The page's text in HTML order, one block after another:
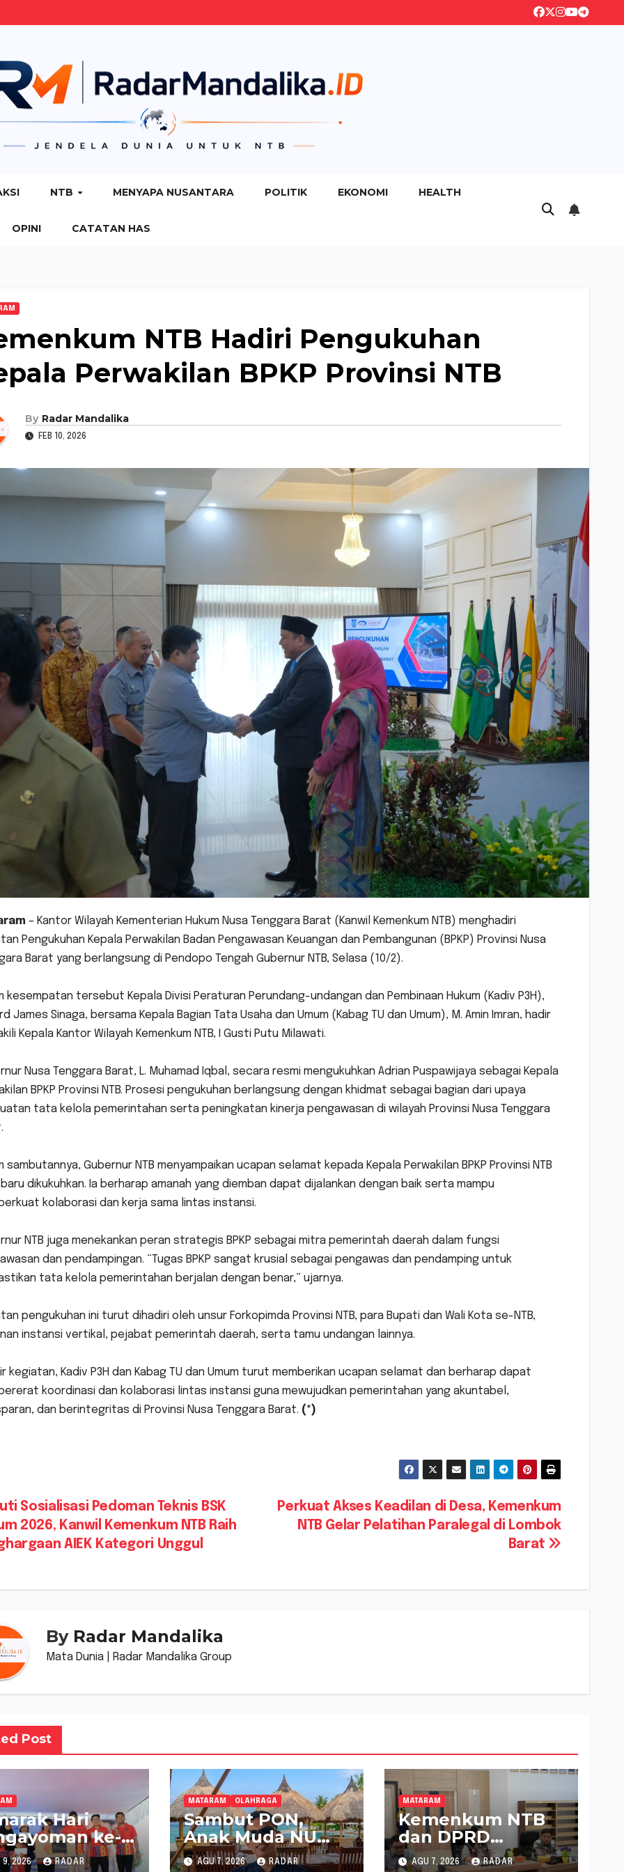
NTB MENYAPA NUSANTARA POLITIK EKONOMI HEALTH
OPINI CATATAN HAS
NTB Hadiri Pengukuhan
Perwakilan BPKP Provinsi NTB
By Radar Mandalika
FEB 10, 2026
– Kantor Wilayah Kementerian Hukum Nusa Tenggara Barat (Kanwil Kemenkum NTB) menghadiri
Pengukuhan Kepala Perwakilan Badan Pengawasan Keuangan dan Pembangunan (BPKP) Provinsi Nusa
Barat yang berlangsung di Pendopo Tengah Gubernur NTB, Selasa (10/2).
kesempatan tersebut Kepala Divisi Peraturan Perundang-undangan dan Pembinaan Hukum (Kadiv P3H),
James Sinaga, bersama Kepala Bagian Tata Usaha dan Umum (Kabag TU dan Umum), M. Amin Imran, hadir
Kepala Kantor Wilayah Kemenkum NTB, I Gusti Putu Milawati.
Nusa Tenggara Barat, L. Muhamad Iqbal, secara resmi mengukuhkan Adrian Puspawijaya sebagai Kepala
BPKP Provinsi NTB. Prosesi pengukuhan berlangsung dengan khidmat sebagai bagian dari upaya
tata kelola pemerintahan serta peningkatan kinerja pengawasan di wilayah Provinsi Nusa Tenggara
sambutannya, Gubernur NTB menyampaikan ucapan selamat kepada Kepala Perwakilan BPKP Provinsi NTB
dikukuhkan. Ia berharap amanah yang diemban dapat dijalankan dengan baik serta mampu
kolaborasi dan kerja sama lintas instansi.
NTB juga menekankan peran strategis BPKP sebagai mitra pemerintah daerah dalam fungsi
dan pendampingan. “Tugas BPKP sangat krusial sebagai pengawas dan pendamping untuk
tata kelola pemerintahan berjalan dengan benar,” ujarnya.
pengukuhan ini turut dihadiri oleh unsur Forkopimda Provinsi NTB, para Bupati dan Wali Kota se-NTB,
instansi vertikal, pejabat pemerintah daerah, serta tamu undangan lainnya.
kegiatan, Kadiv P3H dan Kabag TU dan Umum turut memberikan ucapan selamat dan berharap dapat
koordinasi dan kolaborasi lintas instansi guna mewujudkan pemerintahan yang akuntabel,
dan berintegritas di Provinsi Nusa Tenggara Barat. (*)
Perkuat Akses Keadilan di Desa, Kemenkum
NTB Gelar Pelatihan Paralegal di Lombok
Barat
Sosialisasi Pedoman Teknis BSK
2026, Kanwil Kemenkum NTB Raih
AIEK Kategori Unggul
By Radar Mandalika
Mata Dunia | Radar Mandalika Group
Post
Hari
ke-
9, 2026 RADAR
MATARAM OLAHRAGA
Sambut PON,
Anak Muda NU
NTB Dukung
AGU 7, 2026 RADAR
MATARAM
Kemenkum NTB
dan DPRD
Sumbawa
AGU 7, 2026 RADAR